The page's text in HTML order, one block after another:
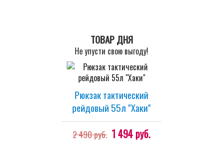
ТОВАР ДНЯ
Не упусти свою выгоду!
Рюкзак тактический
рейдовый 55л "Хаки"
2 490 руб. 1 494 руб.